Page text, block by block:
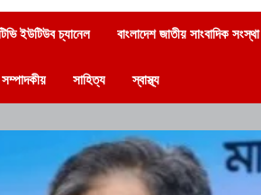
ইউটিউব চ্যানেল বাংলাদেশ জাতীয় সাংবাদিক
সম্পাদকীয় সাহিত্য স্বাস্থ্য